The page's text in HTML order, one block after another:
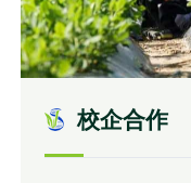
校企合作